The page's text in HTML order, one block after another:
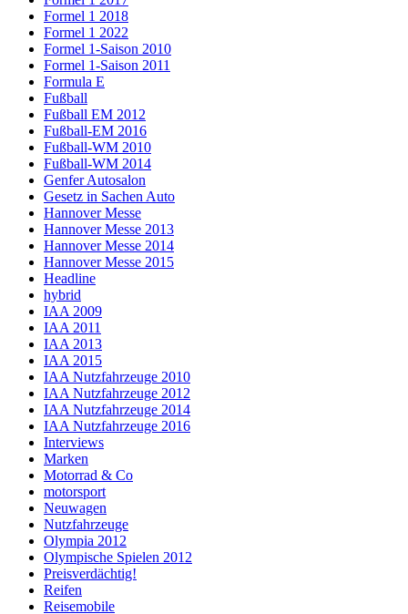
Formel 1 2018
Formel 1 2022
Formel 1-Saison 2010
Formel 1-Saison 2011
Formula E
Fußball
Fußball EM 2012
Fußball-EM 2016
Fußball-WM 2010
Fußball-WM 2014
Genfer Autosalon
Gesetz in Sachen Auto
Hannover Messe
Hannover Messe 2013
Hannover Messe 2014
Hannover Messe 2015
Headline
hybrid
IAA 2009
IAA 2011
IAA 2013
IAA 2015
IAA Nutzfahrzeuge 2010
IAA Nutzfahrzeuge 2012
IAA Nutzfahrzeuge 2014
IAA Nutzfahrzeuge 2016
Interviews
Marken
Motorrad & Co
motorsport
Neuwagen
Nutzfahrzeuge
Olympia 2012
Olympische Spielen 2012
Preisverdächtig!
Reifen
Reisemobile